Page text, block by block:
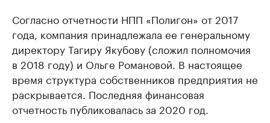
Согласно отчетности НПП «Полигон» от 2017
года, компания принадлежала ее генеральному
директору Тагиру Якубову (сложил полномочия
в 2018 году) и Ольге Романовой. В настоящее
время структура собственников предприятия не
раскрывается. Последняя финансовая
отчетность публиковалась за 2020 год.